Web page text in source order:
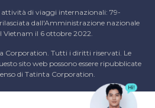
attività di viaggi internazionali: 79-
dall'Amministrazione nazionale
Vietnam il 6 ottobre 2022.
Corporation. Tutti i diritti riservati. Le
sito web possono essere ripubblicate
di Tatinta Corporation.